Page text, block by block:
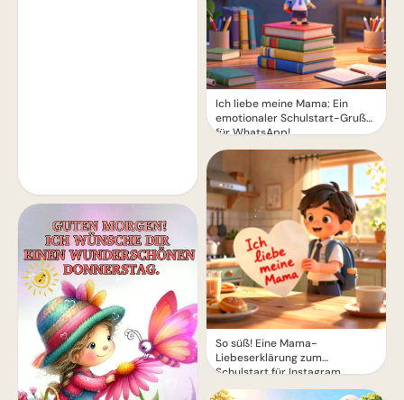
Ich liebe meine Mama: Ein
emotionaler Schulstart-Gruß
für WhatsApp!
So süß! Eine Mama-
Liebeserklärung zum
Schulstart für Instagram